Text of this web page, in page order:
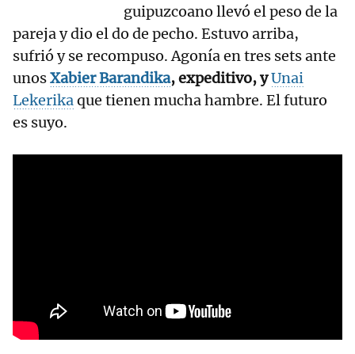
guipuzcoano llevó el peso de la
pareja y dio el do de pecho. Estuvo arriba,
sufrió y se recompuso. Agonía en tres sets ante
unosXabier Barandika, expeditivo, yUnai
Lekerikaque tienen mucha hambre. El futuro
es suyo.